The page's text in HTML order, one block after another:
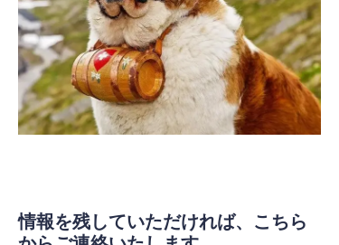
情報を残していただければ、こちら